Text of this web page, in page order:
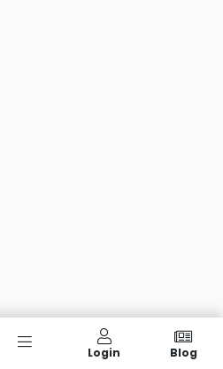
Login Blog